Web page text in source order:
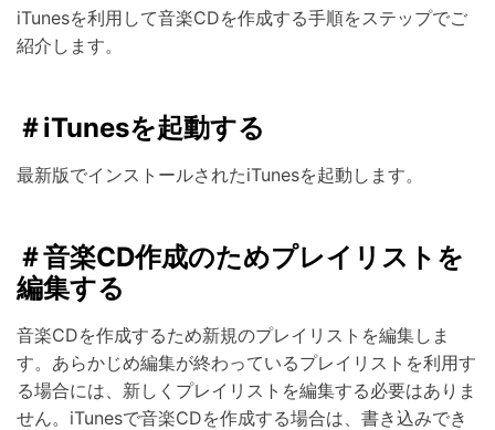
iTunesを利用して音楽CDを作成する手順をステップでご
紹介します。
＃iTunesを起動する
最新版でインストールされたiTunesを起動します。
＃音楽CD作成のためプレイリストを
編集する
音楽CDを作成するため新規のプレイリストを編集しま
す。あらかじめ編集が終わっているプレイリストを利用す
る場合には、新しくプレイリストを編集する必要はありま
せん。iTunesで音楽CDを作成する場合は、書き込みでき